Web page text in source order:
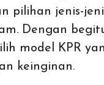
pilihan jenis-
Dengan
model KPR
keinginan.